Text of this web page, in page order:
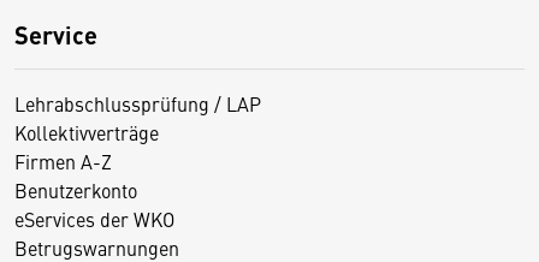
Service
Lehrabschlussprüfung / LAP
Kollektivverträge
Firmen A-Z
Benutzerkonto
eServices der WKO
Betrugswarnungen